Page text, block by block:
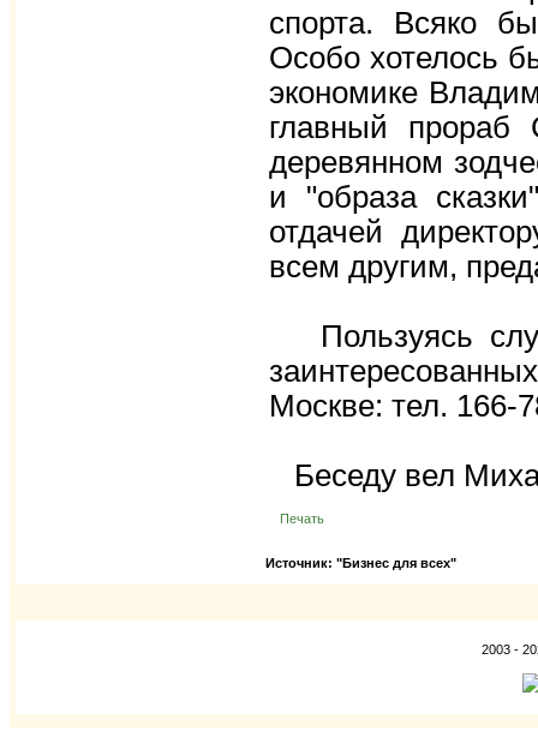
спорта. Всяко
Особо хотелось
экономике
главный прораб
деревянном
и "образа
отдачей
всем другим,
Пользуясь
Москве: тел. 166-
Беседу вел
Печать
Источник: "Бизнес для всех"
2003 -